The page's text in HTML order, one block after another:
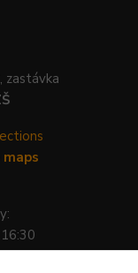
, zastávka